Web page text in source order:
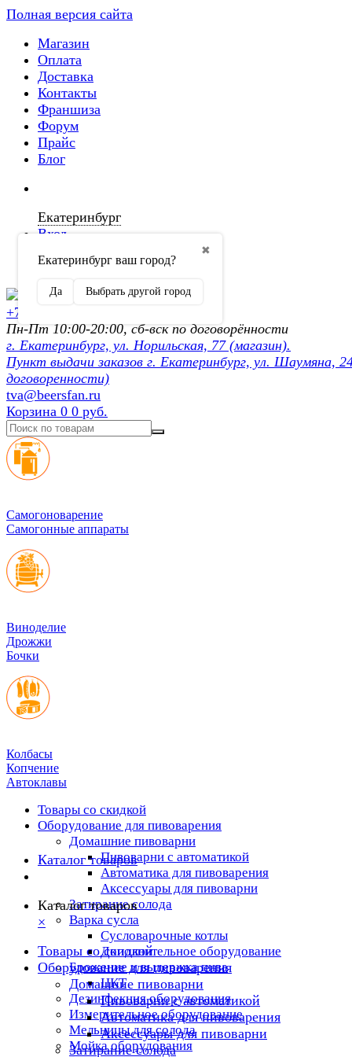
Полная версия сайта
Магазин
Оплата
Доставка
Контакты
Франшиза
Форум
Прайс
Блог
Екатеринбург
✖
Екатеринбург ваш город?
Да Выбрать другой город
Вход
Регистрация
+7 (902) 872-54-70
Пн-Пт 10:00-20:00, сб-вск по договорённости
г. Екатеринбург, ул. Норильская, 77 (магазин).
Пункт выдачи заказов г. Екатеринбург, ул. Шаумяна,
договоренности)
tva@beersfan.ru
Корзина 0 0 руб.
Cамогоноварение
Самогонные аппараты
Виноделие
Дрожжи
Бочки
Колбасы
Копчение
Автоклавы
Товары со скидкой
Оборудование для пивоварения
Домашние пивоварни
Пивоварни с автоматикой
Автоматика для пивоварения
Аксессуары для пивоварни
Затирание солода
Варка сусла
Cусловарочные котлы
Дополнительное оборудование
Брожение и выдержка пива
ЦКТ
Дезинфекция оборудования
Измерительное оборудование
Мельницы для солода
Мойка оборудования
Каталог товаров
Каталог товаров
×
Товары со скидкой
Оборудование для пивоварения
Домашние пивоварни
Пивоварни с автоматикой
Автоматика для пивоварения
Аксессуары для пивоварни
Затирание солода